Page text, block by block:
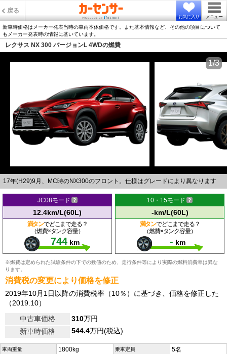
戻る
お気に入り メニュー
新車時価格はメーカー発表当時の車両本体価格です。また基本情報など、その他の項目について
もメーカー発表時の情報に基いています。
レクサス NX 300 バージョンL 4WDの燃費
17年(H29)9月、MC時のNX300のフロント。仕様はグレードにより異なります
1/3
JC08モード
12.4km/L(60L)
満タンでどこまで走る？
（燃費×タンク容量）
744 km
10・15モード
-km/L(60L)
満タンでどこまで走る？
（燃費×タンク容量）
- km
※燃費は定められた試験条件の下での数値のため、走行条件等により実際の燃料消費率は異な
ります。
消費税の変更により価格を修正
2019年10月1日以降の消費税率（10％）に基づき、価格を修正した
（2019.10）
中古車価格
310万円
新車時価格
544.4万円(税込)
車両重量 1800kg 乗車定員 5名